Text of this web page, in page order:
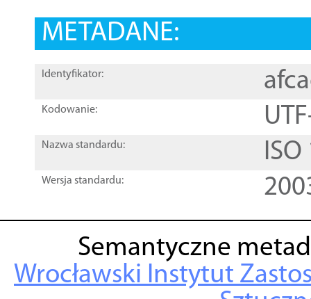
METADANE:
Identyfikator:
Kodowanie:
Nazwa standardu:
Wersja standardu:
Semantyczne
Wrocławski Instytut